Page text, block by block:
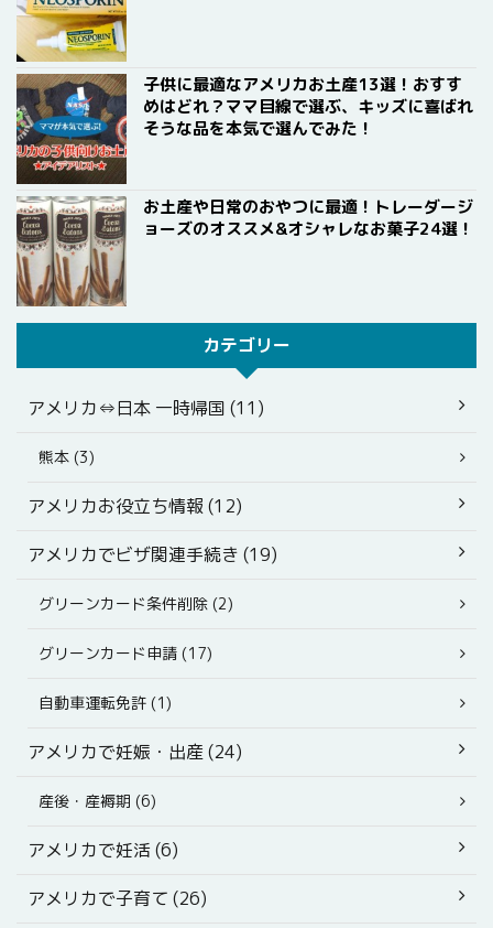
子供に最適なアメリカお土産13選！おすす
めはどれ？ママ目線で選ぶ、キッズに喜ばれ
そうな品を本気で選んでみた！
お土産や日常のおやつに最適！トレーダージ
ョーズのオススメ&オシャレなお菓子24選！
カテゴリー
アメリカ⇔日本 一時帰国 (11)
熊本 (3)
アメリカお役立ち情報 (12)
アメリカでビザ関連手続き (19)
グリーンカード条件削除 (2)
グリーンカード申請 (17)
自動車運転免許 (1)
アメリカで妊娠・出産 (24)
産後・産褥期 (6)
アメリカで妊活 (6)
アメリカで子育て (26)